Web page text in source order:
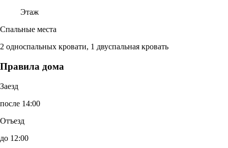
Этаж
Спальные места
2 односпальных кровати, 1 двуспальная кровать
Правила дома
Заезд
после 14:00
Отъезд
до 12:00